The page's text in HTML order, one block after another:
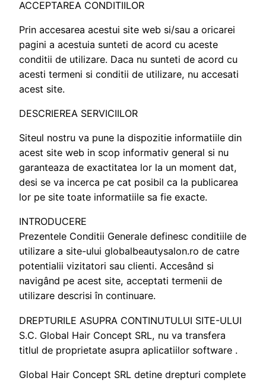
ACCEPTAREA CONDITIILOR
Prin accesarea acestui site web si/sau a oricarei
pagini a acestuia sunteti de acord cu aceste
conditii de utilizare. Daca nu sunteti de acord cu
acesti termeni si conditii de utilizare, nu accesati
acest site.
DESCRIEREA SERVICIILOR
Siteul nostru va pune la dispozitie informatiile din
acest site web in scop informativ general si nu
garanteaza de exactitatea lor la un moment dat,
desi se va incerca pe cat posibil ca la publicarea
lor pe site toate informatiile sa fie exacte.
INTRODUCERE
Prezentele Conditii Generale definesc conditiile de
utilizare a site-ului globalbeautysalon.ro de catre
potentialii vizitatori sau clienti. Accesând si
navigând pe acest site, acceptati termenii de
utilizare descrisi în continuare.
DREPTURILE ASUPRA CONTINUTULUI SITE-ULUI
S.C. Global Hair Concept SRL, nu va transfera
titlul de proprietate asupra aplicatiilor software .
Global Hair Concept SRL detine drepturi complete